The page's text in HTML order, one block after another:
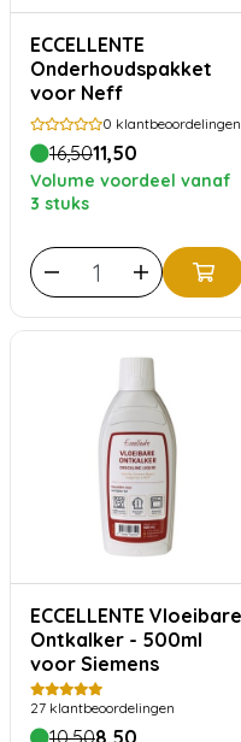
ECCELLENTE
Onderhoudspakket
voor Neff
0 klantbeoordelingen
16,5011,50
Volume voordeel vanaf
3 stuks
ECCELLENTE Vloeibare
Ontkalker - 500ml
voor Siemens
27 klantbeoordelingen
10,508,50